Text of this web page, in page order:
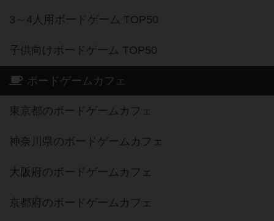
3～4人用ボードゲーム TOP50
子供向けボードゲーム TOP50
ボードゲームカフェ
東京都のボードゲームカフェ
神奈川県のボードゲームカフェ
大阪府のボードゲームカフェ
京都府のボードゲームカフェ